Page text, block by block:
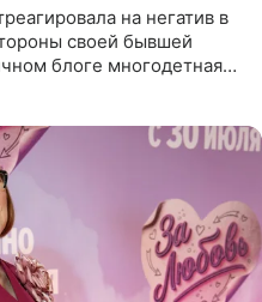
на негатив в
своей бывшей
блоге многодетная